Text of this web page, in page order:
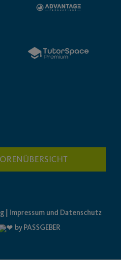
| Impressum und Datenschutz
by PASSGEBER